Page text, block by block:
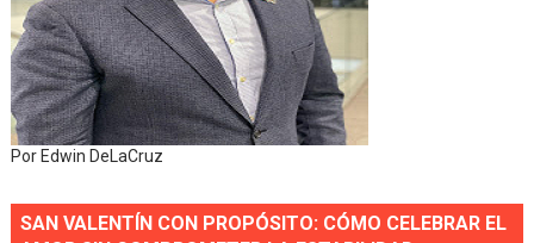
Por Edwin DeLaCruz
SAN VALENTÍN CON PROPÓSITO: CÓMO CELEBRAR EL